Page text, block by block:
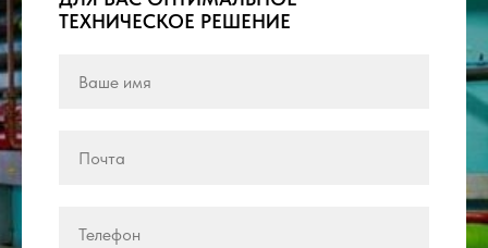
ТЕХНИЧЕСКОЕ РЕШЕНИЕ